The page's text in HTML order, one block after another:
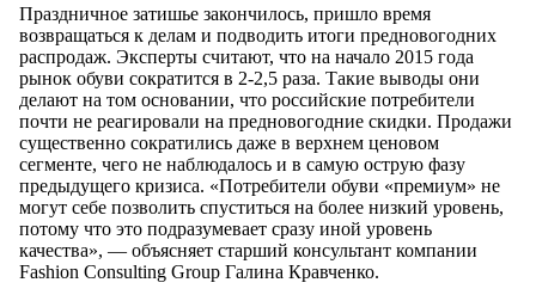
Праздничное затишье закончилось, пришло время
возвращаться к делам и подводить итоги предновогодних
распродаж. Эксперты считают, что на начало 2015 года
рынок обуви сократится в 2-2,5 раза. Такие выводы они
делают на том основании, что российские потребители
почти не реагировали на предновогодние скидки. Продажи
существенно сократились даже в верхнем ценовом
сегменте, чего не наблюдалось и в самую острую фазу
предыдущего кризиса. «Потребители обуви «премиум» не
могут себе позволить спуститься на более низкий уровень,
потому что это подразумевает сразу иной уровень
качества», — объясняет старший консультант компании
Fashion Consulting Group Галина Кравченко.